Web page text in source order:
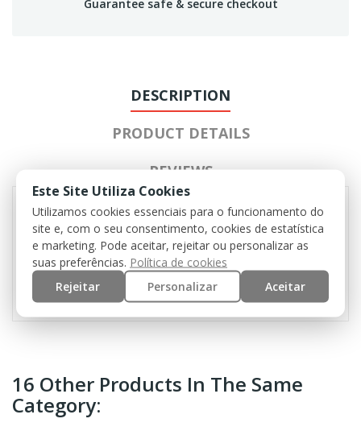
Guarantee safe & secure checkout
DESCRIPTION
PRODUCT DETAILS
REVIEWS
Steel mesh mask, designed to provide a high
protection of the face while facilitating breathing.
The mask can be adjusted to have total comfort.
16 Other Products In The Same
Category:
Este Site Utiliza Cookies
Utilizamos cookies essenciais para o funcionamento do
site e, com o seu consentimento, cookies de estatística
e marketing. Pode aceitar, rejeitar ou personalizar as
suas preferências. Política de cookies
Rejeitar
Personalizar Aceitar